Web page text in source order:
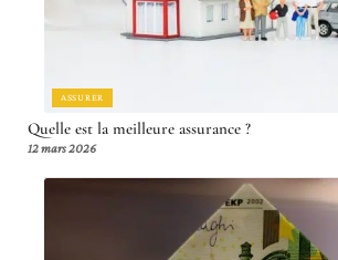
ASSURER
Quelle est la meilleure assurance ?
12 mars 2026